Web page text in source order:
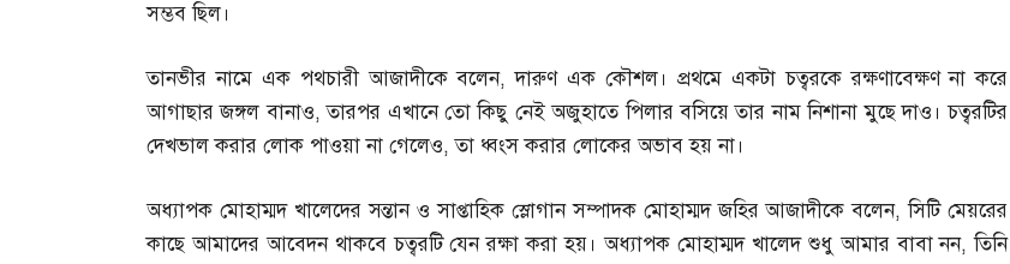
সম্ভব ছিল।
তানভীর নামে এক পথচারী আজাদীকে বলেন,দারুণ এক কৌশল। প্রথমে একটা চত্বরকে রক্ষণাবেক্ষণ না করে
আগাছার জঙ্গল বানাও,তারপর এখানে তো কিছু নেই অজুহাতে পিলার বসিয়ে তার নাম নিশানা মুছে দাও। চত্বরটির
দেখভাল করার লোক পাওয়া না গেলেও,তা ধ্বংস করার লোকের অভাব হয় না।
অধ্যাপক মোহাম্মদ খালেদের সন্তান ও সাপ্তাহিক স্লোগান সম্পাদক মোহাম্মদ জহির আজাদীকে বলেন,সিটি মেয়রের
কাছে আমাদের আবেদন থাকবে চত্বরটি যেন রক্ষা করা হয়। অধ্যাপক মোহাম্মদ খালেদ শুধু আমার বাবা নন,তিনি